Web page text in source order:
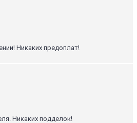
Никаких предоплат!
Никаких подделок!